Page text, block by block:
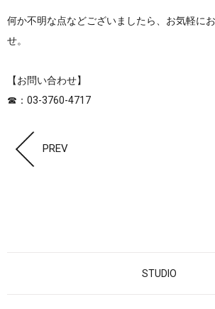
何か不明な点などございましたら、お気軽に
せ。
【お問い合わせ】
☎︎：03-3760-4717
PREV
STUDIO